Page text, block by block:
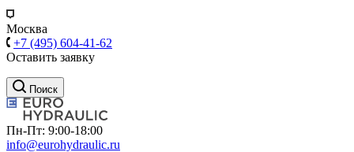
Москва
+7 (495) 604-41-62
Оставить заявку
Поиск
Пн-Пт: 9:00-18:00
info@eurohydraulic.ru